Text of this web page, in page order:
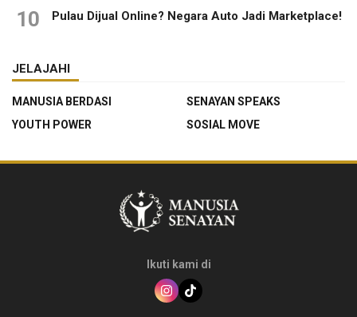
10 Pulau Dijual Online? Negara Auto Jadi Marketplace!
JELAJAHI
MANUSIA BERDASI
SENAYAN SPEAKS
YOUTH POWER
SOSIAL MOVE
Ikuti kami di